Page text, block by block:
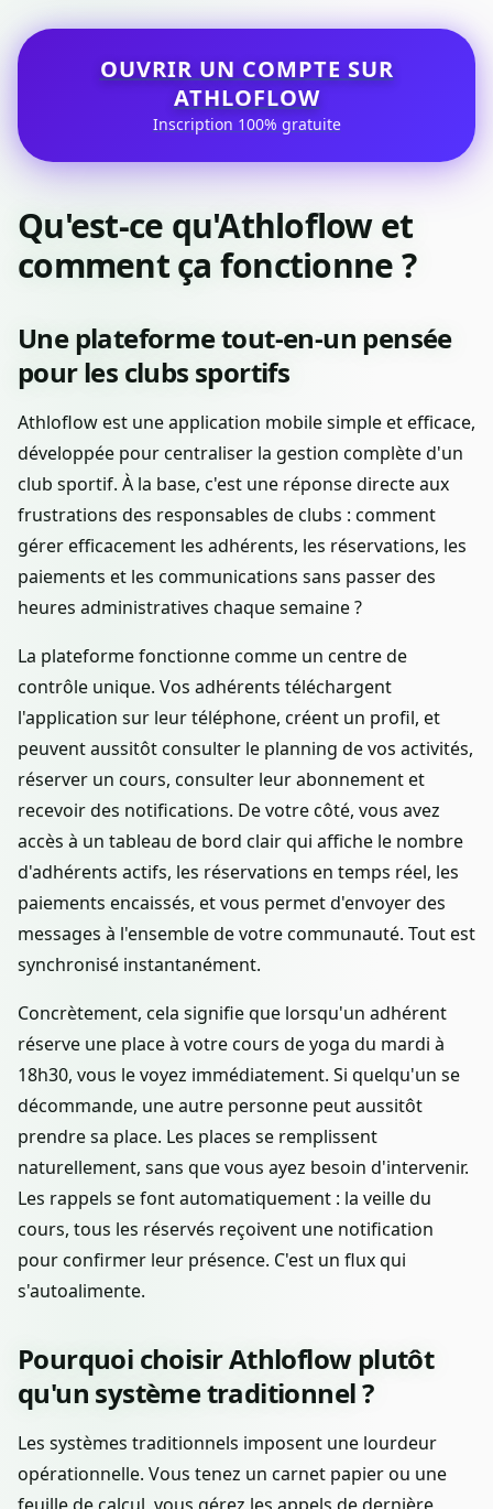
OUVRIR UN COMPTE SUR
ATHLOFLOW
Inscription 100% gratuite
Qu'est-ce qu'Athloflow et
comment ça fonctionne ?
Une plateforme tout-en-un pensée
pour les clubs sportifs
Athloflow est une application mobile simple et efficace,
développée pour centraliser la gestion complète d'un
club sportif. À la base, c'est une réponse directe aux
frustrations des responsables de clubs : comment
gérer efficacement les adhérents, les réservations, les
paiements et les communications sans passer des
heures administratives chaque semaine ?
La plateforme fonctionne comme un centre de
contrôle unique. Vos adhérents téléchargent
l'application sur leur téléphone, créent un profil, et
peuvent aussitôt consulter le planning de vos activités,
réserver un cours, consulter leur abonnement et
recevoir des notifications. De votre côté, vous avez
accès à un tableau de bord clair qui affiche le nombre
d'adhérents actifs, les réservations en temps réel, les
paiements encaissés, et vous permet d'envoyer des
messages à l'ensemble de votre communauté. Tout est
synchronisé instantanément.
Concrètement, cela signifie que lorsqu'un adhérent
réserve une place à votre cours de yoga du mardi à
18h30, vous le voyez immédiatement. Si quelqu'un se
décommande, une autre personne peut aussitôt
prendre sa place. Les places se remplissent
naturellement, sans que vous ayez besoin d'intervenir.
Les rappels se font automatiquement : la veille du
cours, tous les réservés reçoivent une notification
pour confirmer leur présence. C'est un flux qui
s'autoalimente.
Pourquoi choisir Athloflow plutôt
qu'un système traditionnel ?
Les systèmes traditionnels imposent une lourdeur
opérationnelle. Vous tenez un carnet papier ou une